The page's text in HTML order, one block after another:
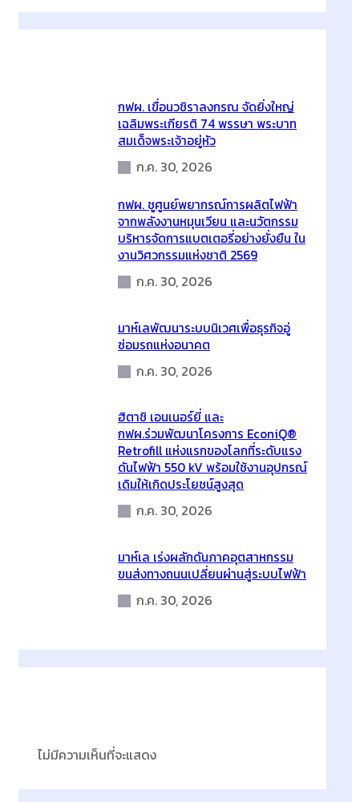
a
r
กฟผ. เขื่อนวชิราลงกรณ จัดยิ่งใหญ่
เฉลิมพระเกียรติ 74 พรรษา พระบาท
สมเด็จพระเจ้าอยู่หัว
ก.ค. 30, 2026
กฟผ. ชูศูนย์พยากรณ์การผลิตไฟฟ้า
จากพลังงานหมุนเวียน และนวัตกรรม
บริหารจัดการแบตเตอรี่อย่างยั่งยืน ใน
งานวิศวกรรมแห่งชาติ 2569
ก.ค. 30, 2026
มาห์เลพัฒนาระบบนิเวศเพื่อธุรกิจอู่
ซ่อมรถแห่งอนาคต
ก.ค. 30, 2026
ฮิตาชิ เอนเนอร์ยี่ และ
กฟผ.ร่วมพัฒนาโครงการ EconiQ®
Retrofill แห่งแรกของโลกที่ระดับแรง
ดันไฟฟ้า 550 kV พร้อมใช้งานอุปกรณ์
เดิมให้เกิดประโยชน์สูงสุด
ก.ค. 30, 2026
มาห์เล เร่งผลักดันภาคอุตสาหกรรม
ขนส่งทางถนนเปลี่ยนผ่านสู่ระบบไฟฟ้า
ก.ค. 30, 2026
ไม่มีความเห็นที่จะแสดง